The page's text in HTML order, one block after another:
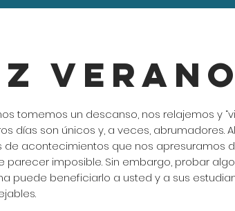
tomemos un descanso, nos relajemos y
días son únicos y, a veces, abrumadores.
de acontecimientos que nos apresuramos
imposible. Sin embargo, probar
puede beneficiarlo a usted y a sus